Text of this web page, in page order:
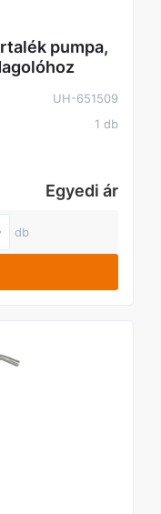
pumpa,
UH-651509
1 db
Egyedi ár
db